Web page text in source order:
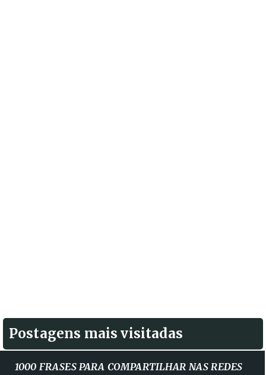
Postagens mais visitadas
1000 FRASES PARA COMPARTILHAR NAS REDES